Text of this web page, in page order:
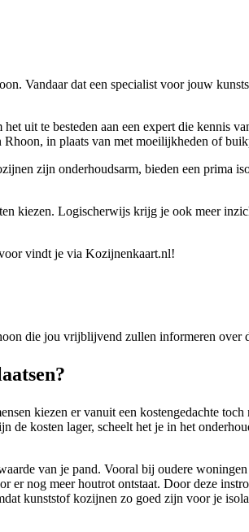
Vandaar dat een specialist voor jouw
uit te besteden aan een expert die kennis
in plaats van met moeilijkheden of
zijn onderhoudsarm, bieden een prima
kiezen. Logischerwijs krijg je ook meer
vindt je via Kozijnenkaart.nl!
die jou vrijblijvend zullen informeren over
kiezen er vanuit een kostengedachte
kosten lager, scheelt het je in het
van je pand. Vooral bij oudere
er nog meer houtrot ontstaat. Door deze
kunststof kozijnen zo goed zijn voor je